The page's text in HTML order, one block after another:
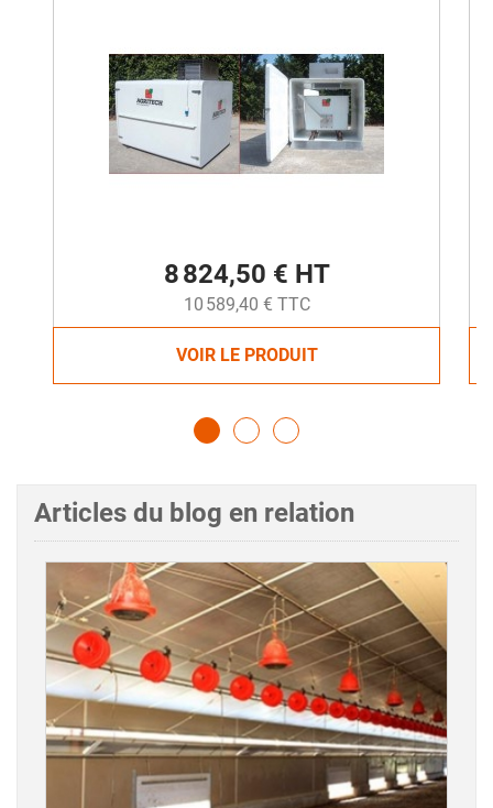
8 824,50 € HT
10 589,40 € TTC
VOIR LE PRODUIT
Articles du blog en relation